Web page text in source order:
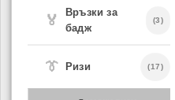
НАПРАВЕТЕ
Мъжка риза
с дълъг
джоб
🏅
Връзки за
бадж
(3)
👔 Ризи (17)